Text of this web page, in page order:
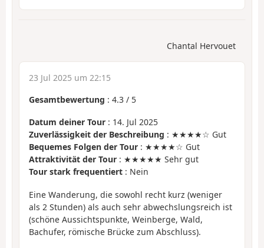
Chantal Hervouet
23 Jul 2025 um 22:15
Gesamtbewertung : 4.3 / 5
Datum deiner Tour : 14. Jul 2025
Zuverlässigkeit der Beschreibung : ★★★★☆ Gut
Bequemes Folgen der Tour : ★★★★☆ Gut
Attraktivität der Tour : ★★★★★ Sehr gut
Tour stark frequentiert : Nein
Eine Wanderung, die sowohl recht kurz (weniger
als 2 Stunden) als auch sehr abwechslungsreich ist
(schöne Aussichtspunkte, Weinberge, Wald,
Bachufer, römische Brücke zum Abschluss).